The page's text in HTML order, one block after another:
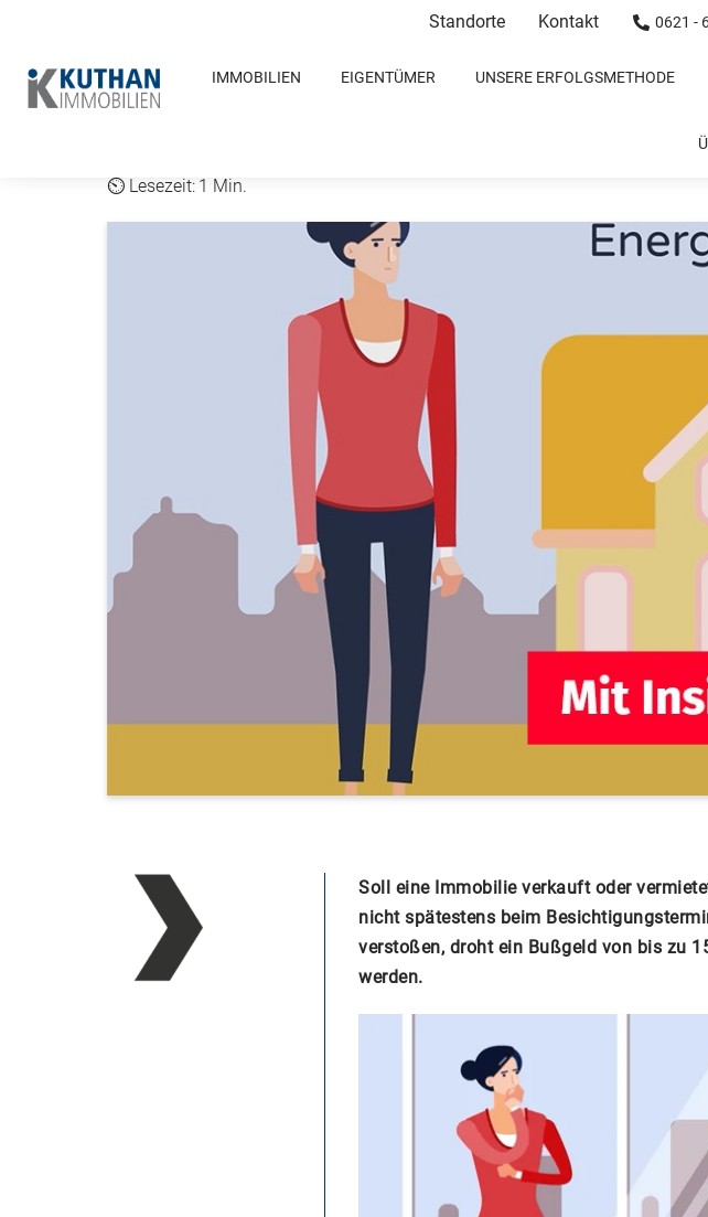
Standorte Kontakt 0621 -
IMMOBILIEN EIGENTÜMER UNSERE ERFOLGSMETHODE
Video: Was es beim
1 Min.
Soll eine Immobilie verkauft oder
nicht spätestens beim
verstoßen, droht ein Bußgeld von bis zu
werden.